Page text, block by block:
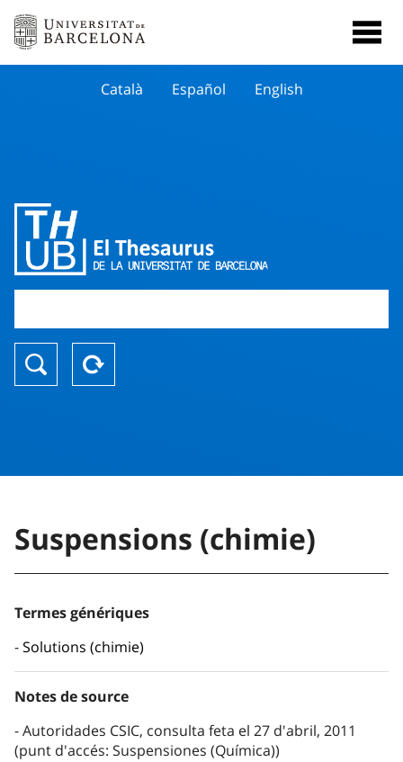
Català Español English
Suspensions (chimie)
Termes génériques
Solutions (chimie)
Notes de source
Autoridades CSIC, consulta feta el 27 d'abril, 2011
(punt d'accés: Suspensiones (Química))